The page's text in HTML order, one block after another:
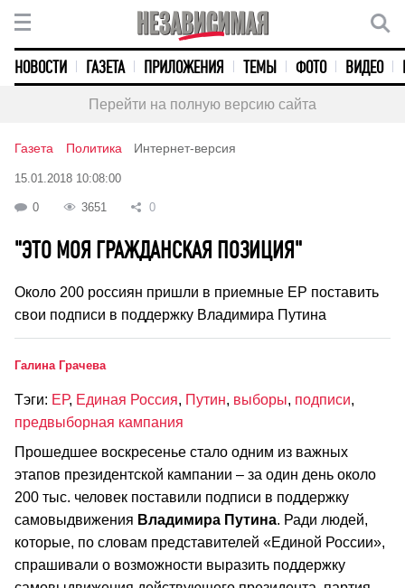
НОВОСТИ ГАЗЕТА ПРИЛОЖЕНИЯ ТЕМЫ ФОТО ВИДЕО
Перейти на полную версию сайта
Газета Политика Интернет-версия
15.01.2018 10:08:00
0 3651 0
"ЭТО МОЯ ГРАЖДАНСКАЯ ПОЗИЦИЯ"
Около 200 россиян пришли в приемные ЕР поставить
свои подписи в поддержку Владимира Путина
Галина Грачева
Тэги: ЕР, Единая Россия, Путин, выборы, подписи,
предвыборная кампания
Прошедшее воскресенье стало одним из важных
этапов президентской кампании – за один день около
200 тыс. человек поставили подписи в поддержку
самовыдвижения Владимира Путина. Ради людей,
которые, по словам представителей «Единой России»,
спрашивали о возможности выразить поддержку